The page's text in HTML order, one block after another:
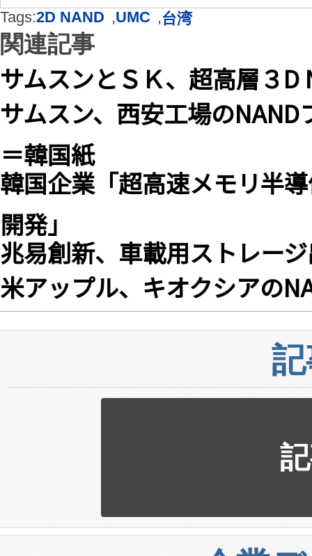
Tags:2D NAND ,UMC ,台湾
関連記事
サムスンとＳＫ、超高層３D
サムスン、西安工場の
＝韓国紙
韓国企業「超高速メモリ半
開発」
兆易創新、車載用ストレー
米アップル、キオクシアの